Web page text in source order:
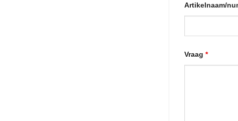
Artikelnaam/
Vraag *